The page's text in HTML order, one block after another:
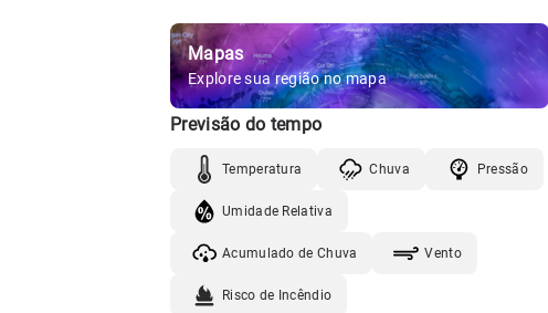
Mapas
Explore sua região no mapa
Previsão do tempo
Temperatura Chuva Pressão
Umidade Relativa
Acumulado de Chuva Vento
Risco de Incêndio